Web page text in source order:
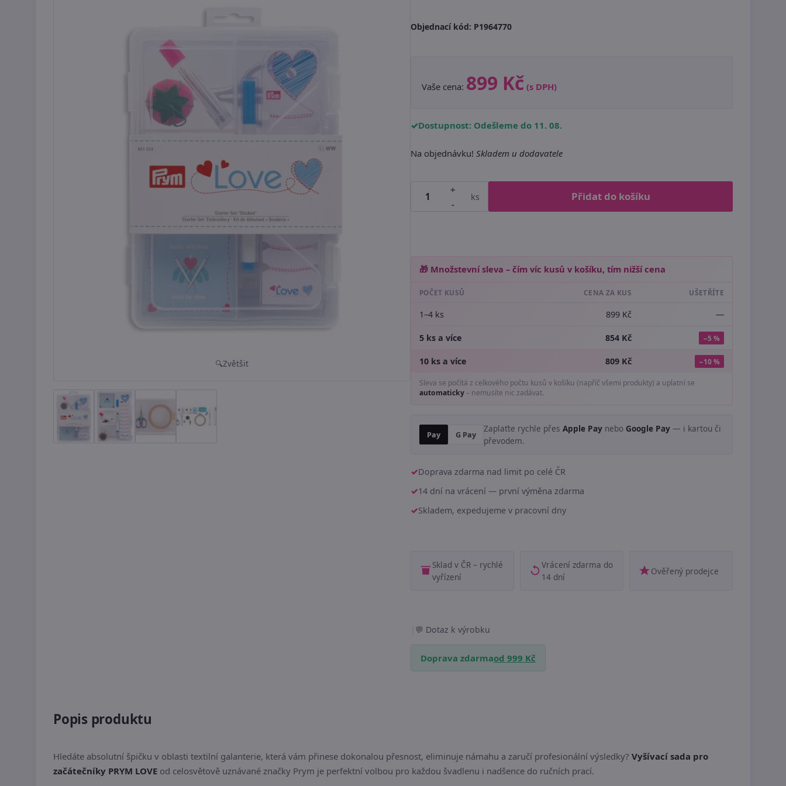
Zvětšit
Objednací kód: P1964770
Vaše cena: 899 Kč (s DPH)
Dostupnost: Odešleme do 11. 08.
Na objednávku! Skladem u dodavatele
+
-
ks Přidat do košíku
🎁 Množstevní sleva – čím víc kusů v košíku, tím nižší cena
POČET KUSŮ CENA ZA KUS UŠETŘÍTE
1–4 ks 899 Kč —
5 ks a více 854 Kč −5 %
10 ks a více 809 Kč −10 %
Sleva se počítá z celkového počtu kusů v košíku (napříč všemi produkty) a uplatní se
automaticky– nemusíte nic zadávat.
Pay G Pay
Zaplaťte rychle přes Apple Pay nebo Google Pay — i kartou či
převodem.
Doprava zdarma nad limit po celé ČR
14 dní na vrácení — první výměna zdarma
Skladem, expedujeme v pracovní dny
Sklad v ČR – rychlé
vyřízení
Vrácení zdarma do
14 dní
Ověřený prodejce
Dotaz k výrobku
Doprava zdarmaod 999 Kč
Popis produktu
Hledáte absolutní špičku v oblasti textilní galanterie, která vám přinese dokonalou přesnost, eliminuje námahu a zaručí profesionální výsledky? Vyšívací sada pro
začátečníky PRYM LOVE od celosvětově uznávané značky Prym je perfektní volbou pro každou švadlenu i nadšence do ručních prací.